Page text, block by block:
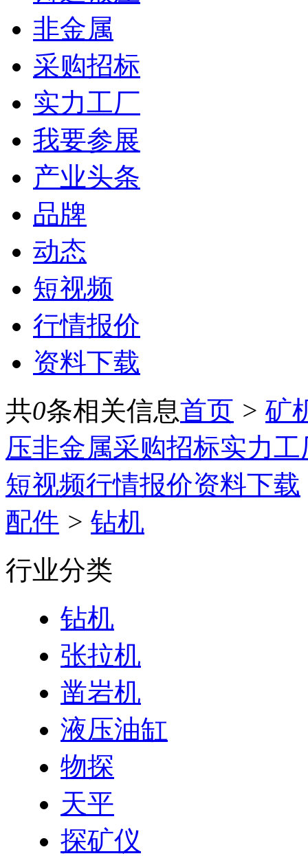
非金属
采购招标
实力工厂
我要参展
产业头条
品牌
动态
短视频
行情报价
资料下载
共0条相关信息首页 > 矿
压非金属采购招标实力工
短视频行情报价资料下载
配件 > 钻机
行业分类
钻机
张拉机
凿岩机
液压油缸
物探
天平
探矿仪